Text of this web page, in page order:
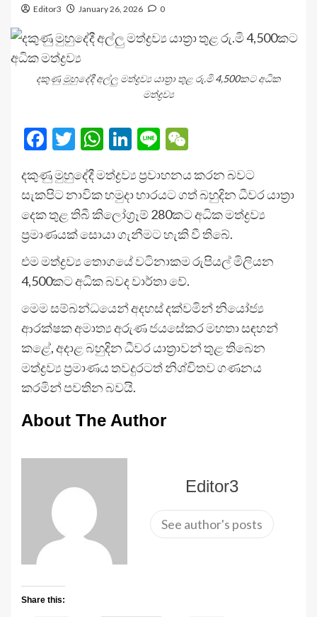
Editor3 January 26, 2026 0
දකුණු මුහුදේදී අල්ලු මත්ද්‍රව්‍ය යාත්‍රා තුළ රු.මි 4,500කට අධික
මත්ද්‍රව්‍ය
Facebook
Twitter
WhatsApp
LinkedIn
Line
දකුණු මුහුදේදී මත්ද්‍රව්‍ය ප්‍රවාහනය කරන බවට
සැකපිට නාවික හමුදා භාරයට ගත් බහුදින ධීවර යාත්‍රා
දෙක තුළ තිබී කිලෝග්‍රෑම් 280කට අධික මත්ද්‍රව්‍ය
ප්‍රමාණයක් සොයා ගැනීමට හැකි වී තිබේ.
එම මත්ද්‍රව්‍ය තොගයේ වටිනාකම රුපියල් මිලියන
4,500කට අධික බවද වාර්තා වේ.
මෙම සම්බන්ධයෙන් අදහස් දක්වමින් නියෝජ්‍ය
ආරක්ෂක අමාත්‍ය අරුණ ජයසේකර මහතා සඳහන්
කළේ, අදාළ බහුදින ධීවර යාත්‍රාවන් තුළ තිබෙන
මත්ද්‍රව්‍ය ප්‍රමාණය තවදුරටත් නිශ්චිතව ගණනය
කරමින් පවතින බවයි.
About The Author
Editor3
See author's posts
Share this: